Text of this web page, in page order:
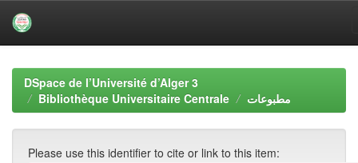
navigationDSpace de l’Université d’Alger 3
Bibliothèque Universitaire Centrale
مطبوعات
Please use this identifier to cite or link to this item: